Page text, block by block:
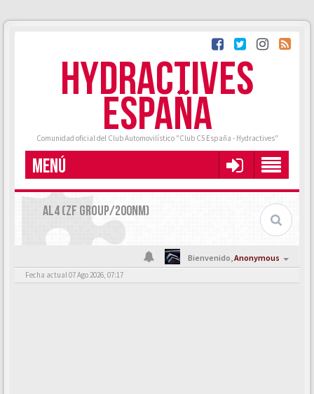
HYDRACTIVES
ESPAÑA
Comunidad oficial del Club Automovilístico "Club C5 España - Hydractives"
MENÚ
AL4 (ZF GROUP/200NM)
Bienvenido,Anonymous
Fecha actual 07 Ago 2026, 07:17